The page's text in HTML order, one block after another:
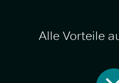
Alle Vorteile